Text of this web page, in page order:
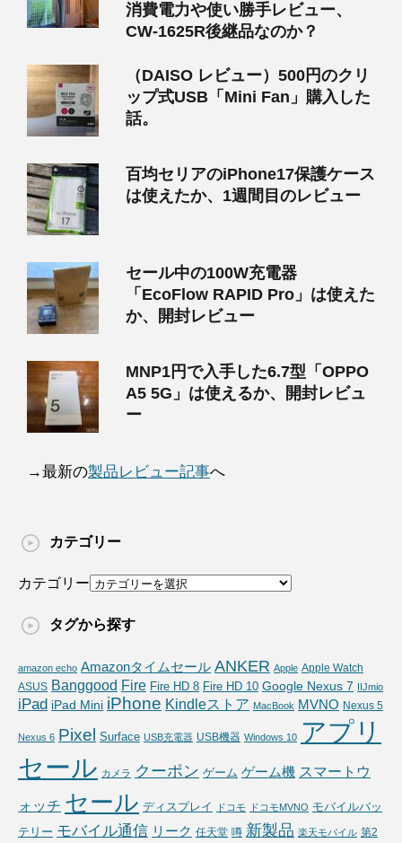
消費電力や使い勝手レビュー、
CW-1625R後継品なのか？
（DAISO レビュー）500円のクリ
ップ式USB「Mini Fan」購入した
話。
百均セリアのiPhone17保護ケース
は使えたか、1週間目のレビュー
セール中の100W充電器
「EcoFlow RAPID Pro」は使えた
か、開封レビュー
MNP1円で入手した6.7型「OPPO
A5 5G」は使えるか、開封レビュ
ー
→最新の製品レビュー記事へ
カテゴリー
カテゴリー
タグから探す
amazon echo Amazonタイムセール ANKER Apple Apple Watch
ASUS Banggood Fire Fire HD 8 Fire HD 10 Google Nexus 7 IIJmio
iPad iPad Mini iPhone Kindleストア MacBook MVNO Nexus 5
Nexus 6 Pixel Surface USB充電器 USB機器 Windows 10 アプリ
セール カメラ クーポン ゲーム ゲーム機 スマートウ
ォッチ セール ディスプレイ ドコモ ドコモMVNO モバイルバッ
テリー モバイル通信 リーク 任天堂 噂 新製品 楽天モバイル 第2